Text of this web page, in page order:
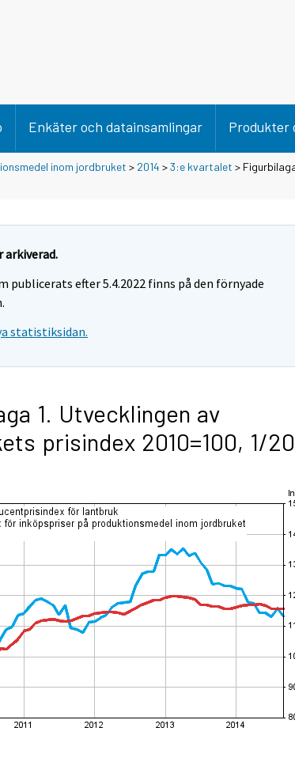
Enkäter och datainsamlingar Produkter
inom jordbruket > 2014 >3:e kvartalet >
arkiverad.
publicerats efter 5.4.2022 finns på den förnyade
statistiksidan.
1. Utvecklingen av
prisindex 2010=100, 1/